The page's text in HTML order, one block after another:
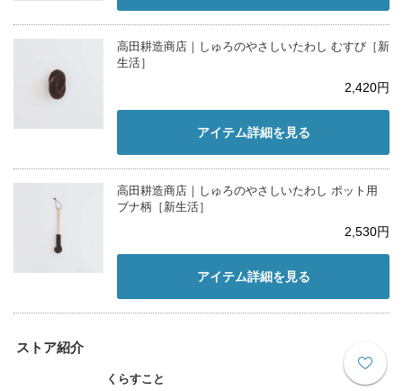
高田耕造商店｜しゅろのやさしいたわし むすび［新
生活］
2,420円
アイテム詳細を見る
高田耕造商店｜しゅろのやさしいたわし ポット用
ブナ柄［新生活］
2,530円
アイテム詳細を見る
ストア紹介
くらすこと